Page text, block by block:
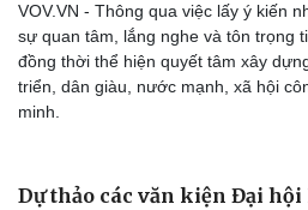
VOV.VN - Thông qua việc lấy ý kiến
sự quan tâm, lắng nghe và tôn trọng
đồng thời thể hiện quyết tâm xây
triển, dân giàu, nước mạnh, xã hội
minh.
Dự thảo các văn kiện Đại